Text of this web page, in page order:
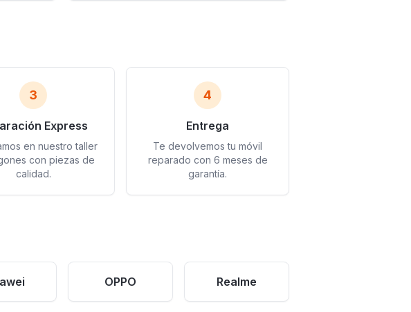
3
Express
en nuestro taller
con piezas de
calidad.
4
Entrega
Te devolvemos tu móvil
reparado con 6 meses de
garantía.
OPPO Realme